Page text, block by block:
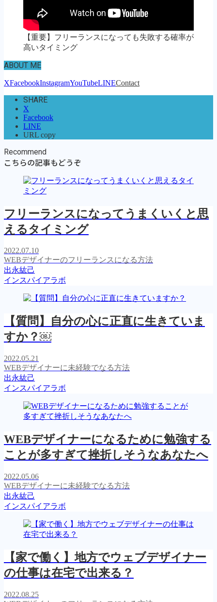
【重要】フリーランスになっても失敗する確率が
高いタイミング
ABOUT ME
XFacebookInstagramYouTubeLINEContact
SHARE
X
Facebook
LINE
URL copy
Recommend
こちらの記事もどうぞ
フリーランスになってうまくいくと思
えるタイミング
2022.07.10
WEBデザイナーのフリーランスになる方法
出永紘己
インスパイアラボ
【質問】自分の心に正直に生きていま
すか？￼
2022.05.21
WEBデザイナーに未経験でなる方法
出永紘己
インスパイアラボ
WEBデザイナーになるために勉強する
ことが多すぎて挫折しそうなあなたへ
2022.05.06
WEBデザイナーに未経験でなる方法
出永紘己
インスパイアラボ
【家で働く】地方でウェブデザイナー
の仕事は在宅で出来る？
2022.08.25